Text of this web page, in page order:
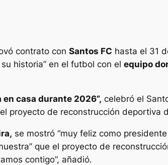
contrato con Santos FC hasta el 31
historia” en el futbol con el equipo
en casa durante 2026”, celebró el
proyecto de reconstrucción deportiva
se mostró “muy feliz como
que el proyecto de
contigo”, añadió.